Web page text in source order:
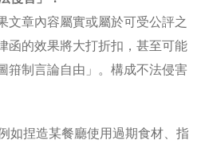
文章內容屬實或屬於可受公評之
函的效果將大打折扣，甚至可能
箝制言論自由」。構成不法侵害
如捏造某餐廳使用過期食材、指